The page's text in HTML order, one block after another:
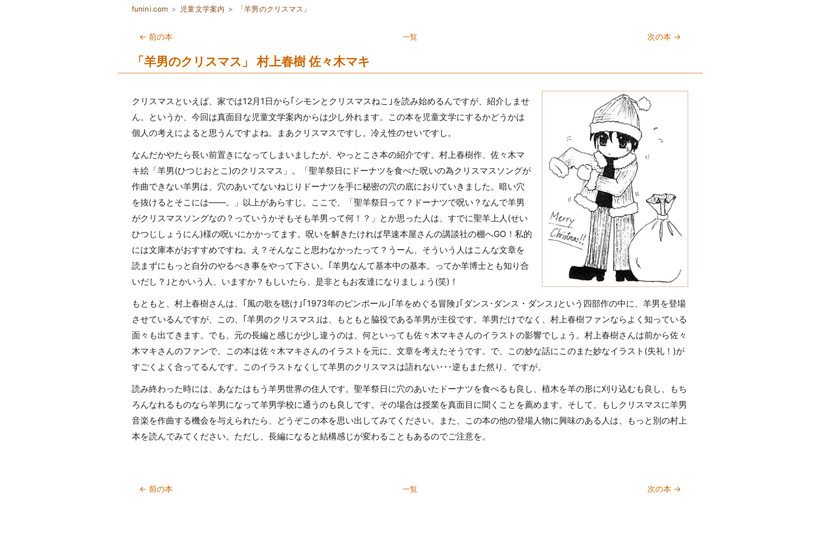
funini.com 児童文学案内 「羊男のクリスマス」
← 前の本 一覧 次の本 →
「羊男のクリスマス」 村上春樹 佐々木マキ
クリスマスといえば、家では12月1日から｢シモンとクリスマスねこ｣を読み始めるんですが、紹介しませ
ん。というか、今回は真面目な児童文学案内からは少し外れます。この本を児童文学にするかどうかは
個人の考えによると思うんですよね。まあクリスマスですし。冷え性のせいですし。
なんだかやたら長い前置きになってしまいましたが、やっとこさ本の紹介です。村上春樹作、佐々木マ
キ絵「羊男(ひつじおとこ)のクリスマス」。「聖羊祭日にドーナツを食べた呪いの為クリスマスソングが
作曲できない羊男は、穴のあいてないねじりドーナツを手に秘密の穴の底におりていきました。暗い穴
を抜けるとそこには――。」以上があらすじ。ここで、「聖羊祭日って？ドーナツで呪い？なんで羊男
がクリスマスソングなの？っていうかそもそも羊男って何！？」とか思った人は、すでに聖羊上人(せい
ひつじしょうにん)様の呪いにかかってます。呪いを解きたければ早速本屋さんの講談社の棚へGO！私的
には文庫本がおすすめですね。え？そんなこと思わなかったって？うーん、そういう人はこんな文章を
読まずにもっと自分のやるべき事をやって下さい。｢羊男なんて基本中の基本。ってか羊博士とも知り合
いだし？｣とかいう人、いますか？もしいたら、是非ともお友達になりましょう(笑)！
もともと、村上春樹さんは、｢風の歌を聴け｣｢1973年のピンボール｣｢羊をめぐる冒険｣｢ダンス･ダンス・ダンス｣という四部作の中に、羊男を登場
させているんですが、この、｢羊男のクリスマス｣は、もともと脇役である羊男が主役です。羊男だけでなく、村上春樹ファンならよく知っている
面々も出てきます。でも、元の長編と感じが少し違うのは、何といっても佐々木マキさんのイラストの影響でしょう。村上春樹さんは前から佐々
木マキさんのファンで、この本は佐々木マキさんのイラストを元に、文章を考えたそうです。で、この妙な話にこのまた妙なイラスト(失礼！)が
すごくよく合ってるんです。このイラストなくして羊男のクリスマスは語れない･･･逆もまた然り、ですが。
読み終わった時には、あなたはもう羊男世界の住人です。聖羊祭日に穴のあいたドーナツを食べるも良し、植木を羊の形に刈り込むも良し、もち
ろんなれるものなら羊男になって羊男学校に通うのも良しです。その場合は授業を真面目に聞くことを薦めます。そして、もしクリスマスに羊男
音楽を作曲する機会を与えられたら、どうぞこの本を思い出してみてください。また、この本の他の登場人物に興味のある人は、もっと別の村上
本を読んでみてください。ただし、長編になると結構感じが変わることもあるのでご注意を。
← 前の本 一覧 次の本 →